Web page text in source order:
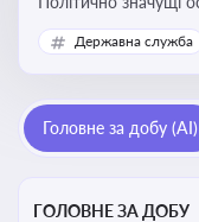
стосується їх статусу
Державна служба
Головне за добу (AI)
ГОЛОВНЕ ЗА ДОБУ